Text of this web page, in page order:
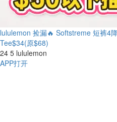
lululemon 捡漏🔥 Softstreme 短裤4
Tee$34(原$68)
24 5 lululemon
APP打开